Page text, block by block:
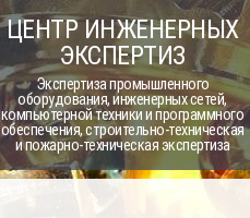
Skip
to
content
ЦЕНТР ИНЖЕНЕРНЫХ
ЭКСПЕРТИЗ
Экспертиза промышленного
оборудования, инженерных сетей,
компьютерной техники и программного
обеспечения, строительно-техническая
и пожарно-техническая экспертиза